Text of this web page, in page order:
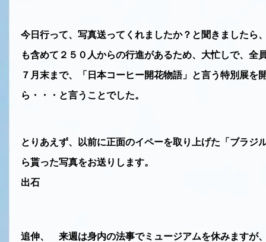
今日行って、写真送ってくれましたか？と聞きましたら
も含めて２５０人からの行進があるため、大忙しで、
７月末まで、「日本コーヒー開花物語」と言う特別展
ら・・・と言うことでした。
とりあえず、以前に正面のイペーを取り上げた「ブラ
ら貰った写真をお送りします。
出石
追伸、 来週は身内の法事でミュージアムを休みますが